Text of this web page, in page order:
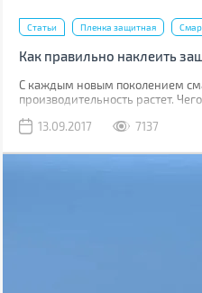
Статьи Пленка защитная
Как правильно наклеить
С каждым новым поколением
производительность растет.
водонепроницаемость, но все
13.09.2017 7137